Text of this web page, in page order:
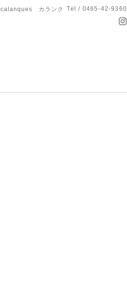
calanques カランク Tel / 0465-42-9360